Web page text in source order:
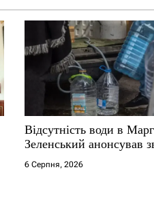
Відсутність води в
Зеленський анонсував
6 Серпня, 2026